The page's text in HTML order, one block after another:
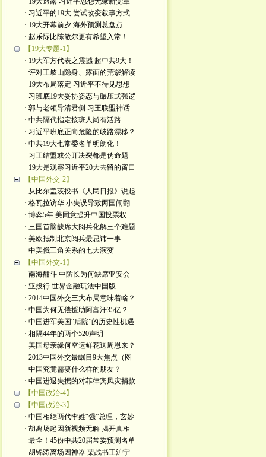
· 习近平的19大 尝试改变叙事方式
· 19大开幕前夕 海外预测总盘点
· 赵乐际比陈敏尔更有希望入常！
【19大专题-1】
· 19大军方代表之震撼 超中共9大！
· 评对王岐山隐身、露面的荒谬解读
· 19大布局落定 习近平不待见思想
· 习班底19大妥协姿态与碾压式强逻
· 郭与老领导清君侧 习王联盟神话
· 中共隔代指定接班人尚有活路
· 习近平班底正向危险的歧路漂移？
· 中共19大七常委名单明朗化！
· 习王结盟或公开决裂都是伪命题
· 19大是观察习近平20大去留的窗口
【中国外交-2】
· 从比尔盖茨投书《人民日报》说起
· 格瓦拉访华 小失误导致两国闹翻
· 博弈5年 美同意提升中国投票权
· 三国首脑缺席大阅兵化解三个难题
· 美欧抵制北京阅兵最忌讳一事
· 中美俄三角关系的七大演变
【中国外交-1】
· 南海酣斗 中防长为何缺席亚安会
· 亚投行 世界金融玩法中国版
· 2014中国外交三大布局意味着啥？
· 中国为何无偿援助阿富汗35亿？
· 中国进军美国“后院”的历史性机遇
· 相隔44年的两个520声明
· 美国母亲缘何空运鲜花送周恩来？
· 2013中国外交最瞩目9大焦点（图
· 中国究竟需要什么样的朋友？
· 中国进退失据的对菲律宾风灾捐款
【中国政治-4】
【中国政治-3】
· 中国相继两代李姓“强”总理，玄妙
· 胡离场起因新视频无解 揭开真相
· 最全！45份中共20届常委预测名单
· 胡锦涛离场因神器 栗战书王沪宁